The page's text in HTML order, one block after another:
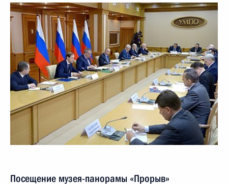
Посещение музея-панорамы «Прорыв»